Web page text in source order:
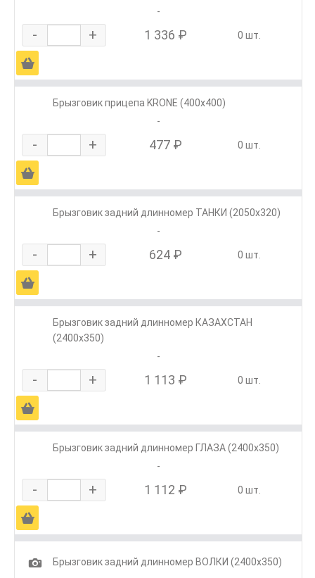
-
- + 1 336 ₽ 0 шт.
Ä
Брызговик прицепа KRONE (400х400)
-
- + 477 ₽ 0 шт.
Ä
Брызговик задний длинномер ТАНКИ (2050х320)
-
- + 624 ₽ 0 шт.
Ä
Брызговик задний длинномер КАЗАХСТАН
(2400х350)
-
- + 1 113 ₽ 0 шт.
Ä
Брызговик задний длинномер ГЛАЗА (2400х350)
-
- + 1 112 ₽ 0 шт.
Ä
1
Брызговик задний длинномер ВОЛКИ (2400х350)